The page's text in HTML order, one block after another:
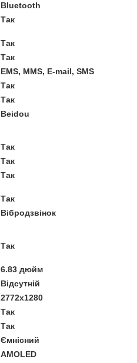
Bluetooth
Так
Так
Так
EMS, MMS, E-mail, SMS
Так
Так
Beidou
Так
Так
Так
Так
Вібродзвінок
Так
6.83 дюйм
Відсутній
2772x1280
Так
Так
Ємнісний
AMOLED